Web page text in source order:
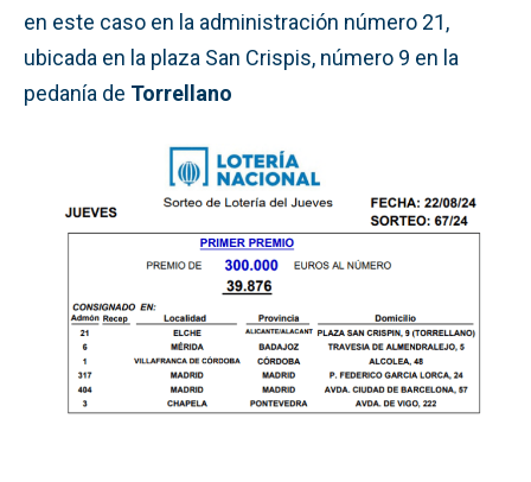
en este caso en la administración número 21,
ubicada en la plaza San Crispis, número 9 en la
pedanía de Torrellano